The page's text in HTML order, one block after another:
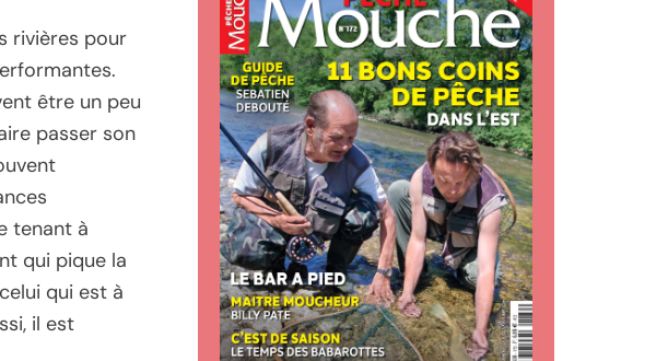
rivières pour
être un peu
passer son
tenant à
qui pique la
qui est à
il est